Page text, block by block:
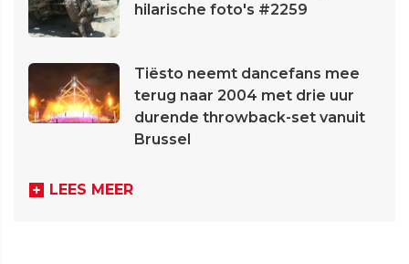
hilarische foto's #2259
Tiësto neemt dancefans mee
terug naar 2004 met drie uur
durende throwback-set vanuit
Brussel
LEES MEER